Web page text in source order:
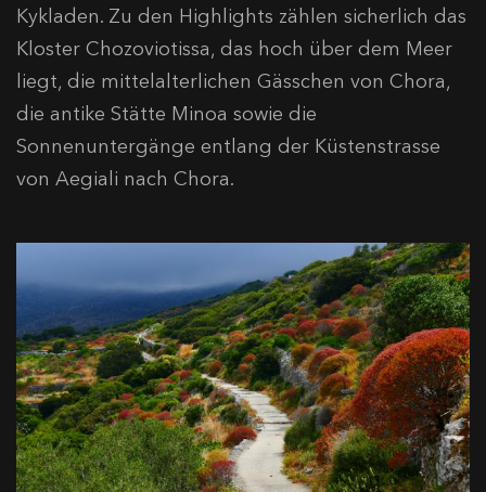
Kykladen. Zu den Highlights zählen sicherlich das
Kloster Chozoviotissa, das hoch über dem Meer
liegt, die mittelalterlichen Gässchen von Chora,
die antike Stätte Minoa sowie die
Sonnenuntergänge entlang der Küstenstrasse
von Aegiali nach Chora.